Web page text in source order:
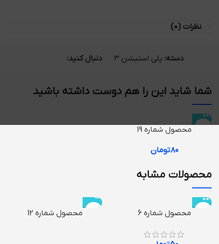
نظرات (0)
دسته: پلی استیشن 3 دنبال کنید:
شما شاید این را هم دوست داشته باشید
محصول شماره 19
۸۰تومان
محصولات مشابه
محصول شماره 6 محصول شماره 12